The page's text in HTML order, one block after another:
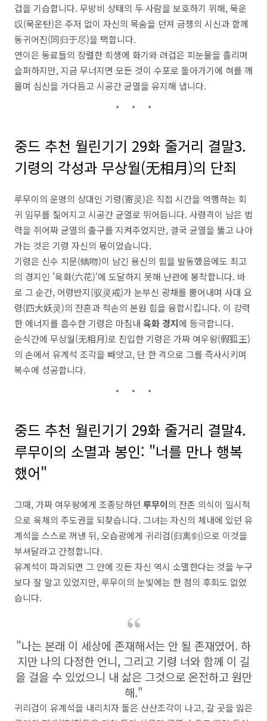
겁을 기습합니다. 무방비 상태의 두 사람을 보호하기 위해, 묵운
叹(묵운탄)은 주저 없이 자신의 목숨을 던져 금쟁의 시신과 함께
동귀어진(同归于尽)을 택합니다.
연이은 동료들의 장렬한 희생에 화기와 려겁은 피눈물을 흘리며
슬퍼하지만, 지금 무너지면 모든 것이 수포로 돌아가기에 혀를 깨
물며 심신을 가다듬고 시공간 균열을 유지해 냅니다.
중드 추천 월린기기 29화 줄거리 결말3.
기령의 각성과 무상월(无相月)의 단죄
루무이의 운명의 상대인 기령(寄灵)은 직접 시간을 역행하는 회
귀 임무를 짊어지고 시공간 균열로 뛰어듭니다. 사령격이 남은 법
력을 쥐어짜 균열의 출구를 지켜주었지만, 결국 균열을 뚫고 나아
가는 것은 기령 자신의 몫이었습니다.
기령은 신수 치문(螭吻)이 남긴 용신의 힘을 발동했음에도 최고
의 경지인 '육화(六花)'에 도달하지 못해 난관에 봉착합니다. 바
로 그 순간, 어령반지(驭灵戒)가 눈부신 광채를 뿜어내며 사대 요
령(四大妖灵)의 잔혼과 적손의 본원 힘을 융합시킵니다. 이 강력
한 에너지를 흡수한 기령은 마침내 육화 경지에 등극합니다.
순식간에 무상월(无相月)로 진입한 기령은 가짜 여우왕(假狐王)
의 손에서 유계석 조각을 빼앗고, 단 한 격으로 그를 즉사시키며
복수에 성공합니다.
중드 추천 월린기기 29화 줄거리 결말4.
루무이의 소멸과 봉인: "너를 만나 행복
했어"
그때, 가짜 여우왕에게 조종당하던 루무이의 잔존 의식이 일시적
으로 육체의 주도권을 되찾습니다. 그녀는 자신의 체내에 있던 유
계석을 스스로 꺼낸 뒤, 오습광에게 귀리검(归离剑)으로 이것을
부셔달라고 간청합니다.
유계석이 파괴되면 그 안에 깃든 자신 역시 소멸한다는 것을 누구
보다 잘 알고 있었지만, 루무이의 눈빛에는 한 점의 후회도 없었
습니다.
"나는 본래 이 세상에 존재해서는 안 될 존재였어. 하
지만 나의 다정한 언니, 그리고 기령 너와 함께 이 길
을 걸을 수 있었으니 내 삶은 그것으로 온전하고 원만
해."
귀리검이 유계석을 내리치자 돌은 산산조각이 나고, 갈 곳을 잃은